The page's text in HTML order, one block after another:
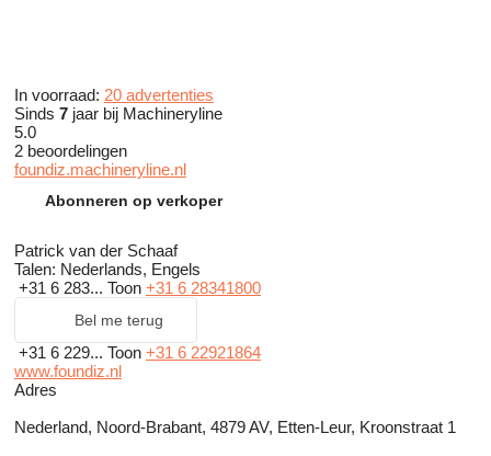
In voorraad: 20 advertenties
Sinds 7 jaar bij Machineryline
5.0
2 beoordelingen
foundiz.machineryline.nl
Abonneren op verkoper
Patrick van der Schaaf
Talen: Nederlands, Engels
+31 6 283... Toon +31 6 28341800
Bel me terug
+31 6 229... Toon +31 6 22921864
www.foundiz.nl
Adres
Nederland, Noord-Brabant, 4879 AV, Etten-Leur, Kroonstraat 1